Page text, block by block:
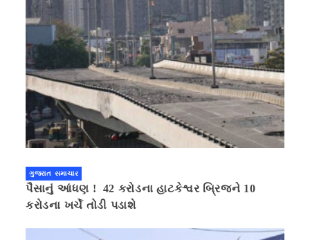
ગુજરાત સમાચાર
પૈસાનું આંધણ ! 42 કરોડના હાટકેશ્વર બ્રિજને 10
કરોડના ખર્ચે તોડી પડાશે